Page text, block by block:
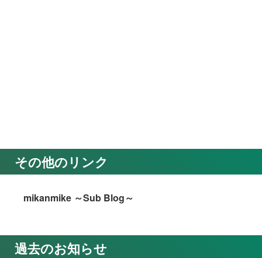
その他のリンク
mikanmike ～Sub Blog～
過去のお知らせ